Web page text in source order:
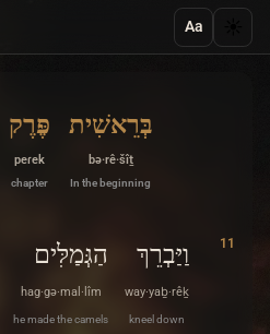
Aa
בְּרֵאשִׁית
bə·rê·šîṯ
In the beginning
פֶּרֶק
peɾek
chapter
11 וַיַּבְרֵךְ
way·yaḇ·rêḵ
kneel down
הַגְּמַלִּים
hag·gə·mal·lîm
he made the camels